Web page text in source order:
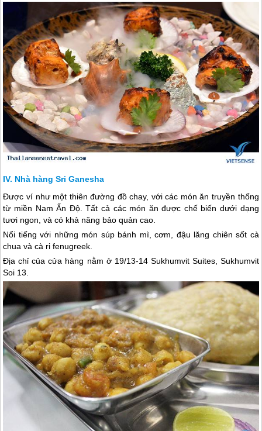
Nhà hàng Sri Ganesha
Được ví như một thiên đường đồ chay, với các món ăn truyền thống
từ miền Nam Ấn Độ. Tất cả các món ăn được chế biến dưới dạng
tươi ngon, và có khả năng bảo quản cao.
Nổi tiếng với những món súp bánh mì, cơm, đậu lăng chiên sốt cà
chua và cà ri fenugreek.
Địa chỉ của cửa hàng nằm ở 19/13-14 Sukhumvit Suites, Sukhumvit
Soi 13.